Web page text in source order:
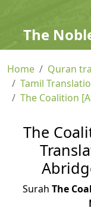
The
Home
Quran
Tamil
The Coalition
The
Surah The